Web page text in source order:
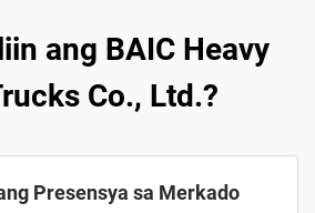
ang BAIC Heavy
Co., Ltd.?
Presensya sa Merkado